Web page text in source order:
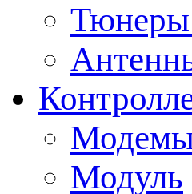
Тюнеры
Модуль